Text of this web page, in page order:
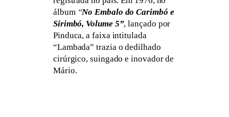
álbum “No Embalo do Carimbó e
Sirimbó, Volume 5”, lançado por
Pinduca, a faixa intitulada
“Lambada” trazia o dedilhado
cirúrgico, suingado e inovador de
Mário.